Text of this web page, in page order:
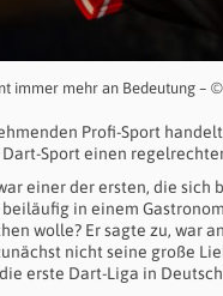
immer mehr an Bedeutung –
Profi-Sport
Sport einen
einer der ersten, die
in einem
wolle? Er sagte zu, war
nicht seine große
erste Dart-Liga in